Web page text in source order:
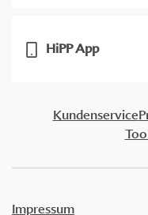
HiPP App
Kundenservice
Impressum